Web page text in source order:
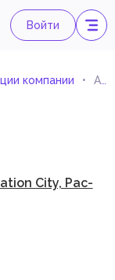
Войти
компании Артхаусное кино
City, Рас-